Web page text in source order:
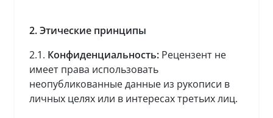
2. Этические принципы
2.1. Конфиденциальность: Рецензент не
имеет права использовать
неопубликованные данные из рукописи в
личных целях или в интересах третьих лиц.